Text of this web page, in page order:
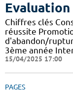
Chiffres clés
réussite
d'abandon/
3ème année
15/04/2025 17:00
PAGES